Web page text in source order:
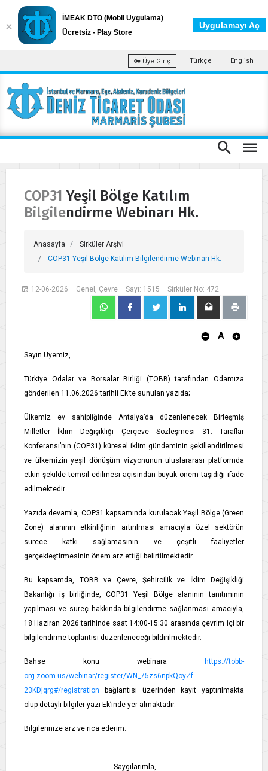
Üye Giriş Türkçe English
COP31 Yeşil Bölge Katılım
Bilgilendirme Webinarı Hk.
Anasayfa
Sirküler Arşivi
COP31 Yeşil Bölge Katılım Bilgilendirme Webinarı Hk.
12-06-2026 Genel, Çevre Sayı: 1515 Sirküler No: 472
A
Sayın Üyemiz,
Türkiye Odalar ve Borsalar Birliği (TOBB) tarafından Odamıza
gönderilen 11.06.2026 tarihli Ek’te sunulan yazıda;
Ülkemiz ev sahipliğinde Antalya’da düzenlenecek Birleşmiş
Milletler İklim Değişikliği Çerçeve Sözleşmesi 31. Taraflar
Konferansı’nın (COP31) küresel iklim gündeminin şekillendirilmesi
ve ülkemizin yeşil dönüşüm vizyonunun uluslararası platformda
etkin şekilde temsil edilmesi açısından büyük önem taşıdığı ifade
edilmektedir.
Yazıda devamla, COP31 kapsamında kurulacak Yeşil Bölge (Green
Zone) alanının etkinliğinin artırılması amacıyla özel sektörün
sürece katkı sağlamasının ve çeşitli faaliyetler
gerçekleştirmesinin önem arz ettiği belirtilmektedir.
Bu kapsamda, TOBB ve Çevre, Şehircilik ve İklim Değişikliği
Bakanlığı iş birliğinde, COP31 Yeşil Bölge alanının tanıtımının
yapılması ve süreç hakkında bilgilendirme sağlanması amacıyla,
18 Haziran 2026 tarihinde saat 14:00-15:30 arasında çevrim içi bir
bilgilendirme toplantısı düzenleneceği bildirilmektedir.
Bahse konu webinara
https://tobb-
org.zoom.us/webinar/register/WN_75zs6npkQoyZf-
23KDjqrg#/registration bağlantısı üzerinden kayıt yaptırılmakta
olup detaylı bilgiler yazı Ek’inde yer almaktadır.
Bilgilerinize arz ve rica ederim.
Saygılarımla,
İMEAK DTO (Mobil Uygulama)
Ücretsiz - Play Store
Uygulamayı Aç